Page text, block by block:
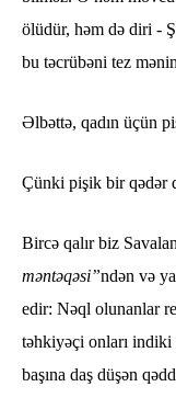
ölüdür, həm də diri -
bu təcrübəni tez
Əlbəttə, qadın üçün
Çünki pişik bir qədər
Bircə qalır biz
məntəqəsi”ndən və
edir: Nəql olunanlar
təhkiyəçi onları indiki
başına daş düşən